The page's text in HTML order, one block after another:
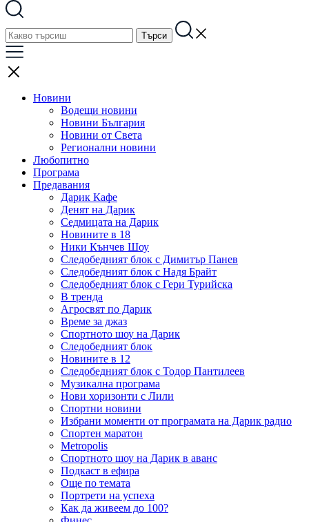
Новини
Водещи новини
Новини България
Новини от Света
Регионални новини
Любопитно
Програма
Предавания
Дарик Кафе
Денят на Дарик
Седмицата на Дарик
Новините в 18
Ники Кънчев Шоу
Следобедният блок с Димитър Панев
Следобедният блок с Надя Брайт
Следобедният блок с Гери Турийска
В тренда
Агросвят по Дарик
Време за джаз
Спортното шоу на Дарик
Следобедният блок
Новините в 12
Следобедният блок с Тодор Пантилеев
Музикална програма
Нови хоризонти с Лили
Спортни новини
Избрани моменти от програмата на Дарик радио
Спортен маратон
Metropolis
Спортното шоу на Дарик в аванс
Подкаст в ефира
Още по темата
Портрети на успеха
Как да живеем до 100?